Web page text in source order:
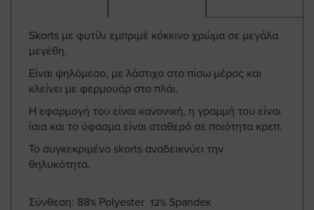
Skorts με φυτίλι εμπριμέ κόκκινο χρώμα σε μεγάλα
μεγέθη.
Είναι ψηλόμεσο, με λάστιχο στο πίσω μέρος και
κλείνει με φερμουάρ στο πλάι.
Η εφαρμογή του είναι κανονική, η γραμμή του είναι
ίσια και το ύφασμα είναι σταθερό σε ποιότητα κρεπ.
Το συγκεκριμένο skorts αναδεικνύει την
θηλυκότητα.
Σύνθεση: 88% Polyester 12% Spandex